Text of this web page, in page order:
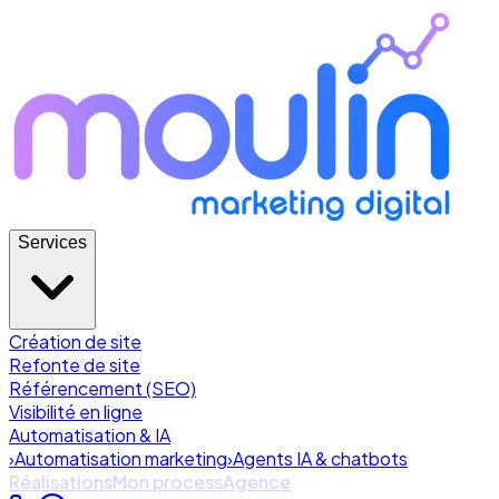
Services
Création de site
Refonte de site
Référencement (SEO)
Visibilité en ligne
Automatisation & IA
›Automatisation marketing›Agents IA & chatbots
RéalisationsMon processAgence